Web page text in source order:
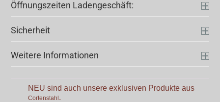
Öffnungszeiten Ladengeschäft:
Sicherheit
Weitere Informationen
NEU sind auch unsere exklusiven Produkte aus
Cortenstahl.